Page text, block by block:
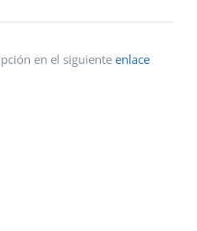
en el siguiente enlace